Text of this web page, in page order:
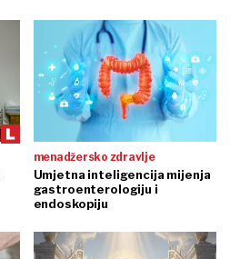
menadžersko zdravlje
Umjetna inteligencija mijenja
gastroenterologiju i
endoskopiju